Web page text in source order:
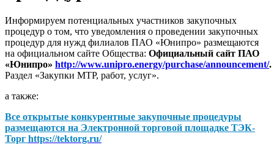
Информируем потенциальных участников закупочных
процедур о том, что уведомления о проведении закупочных
процедур для нужд филиалов ПАО «Юнипро» размещаются
на официальном сайте Общества: Официальный сайт ПАО
«Юнипро» http://www.unipro.energy/purchase/announcement/.
Раздел «Закупки МТР, работ, услуг».
а также:
Все открытые конкурентные закупочные процедуры
размещаются на Электронной торговой площадке ТЭК-
Торг https://tektorg.ru/